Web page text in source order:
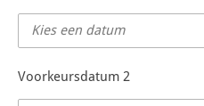
Voorkeursdatum 2